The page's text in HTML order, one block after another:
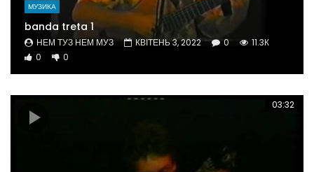
МУЗИКА
banda treta 1
НЕМ ТУЗ НЕМ МУЗ КВІТЕНЬ 3, 2022 0
11.3К
0
0
03:32